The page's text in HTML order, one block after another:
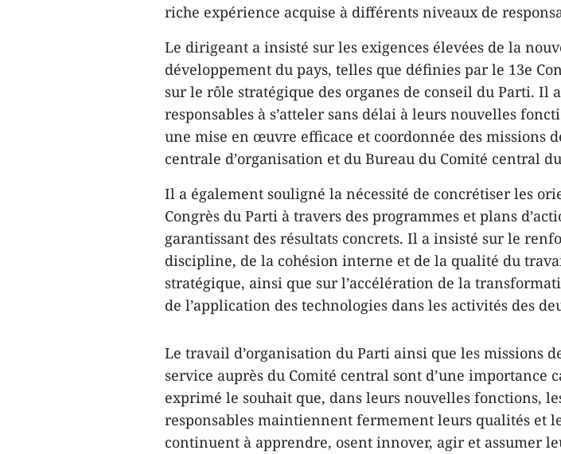
riche expérience acquise à différents niveaux de
Le dirigeant a insisté sur les exigences élevées de la
développement du pays, telles que définies par le 13e
sur le rôle stratégique des organes de conseil du Parti. Il
responsables à s’atteler sans délai à leurs nouvelles
une mise en œuvre efficace et coordonnée des missions
centrale d’organisation et du Bureau du Comité central
Il a également souligné la nécessité de concrétiser les
Congrès du Parti à travers des programmes et plans
garantissant des résultats concrets. Il a insisté sur le
discipline, de la cohésion interne et de la qualité du
stratégique, ainsi que sur l’accélération de la
de l’application des technologies dans les activités des
Le travail d’organisation du Parti ainsi que les missions
service auprès du Comité central sont d’une importance
exprimé le souhait que, dans leurs nouvelles fonctions,
responsables maintiennent fermement leurs qualités et
continuent à apprendre, osent innover, agir et assumer